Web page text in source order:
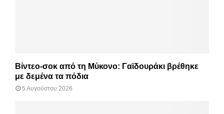
Βίντεο-σοκ από τη Μύκονο: Γαϊδουράκι βρέθηκε
με δεμένα τα πόδια
5 Αυγούστου 2026